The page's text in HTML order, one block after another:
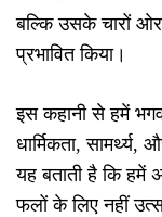
बल्कि उसके चारों
प्रभावित किया।
इस कहानी से हमें
धार्मिकता, सामर्थ्य,
यह बताती है कि हमें
फलों के लिए नहीं